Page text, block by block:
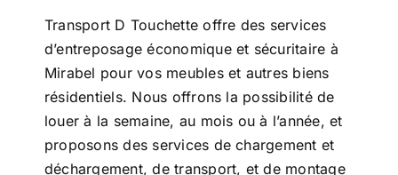
Transport D Touchette offre des services
d’entreposage économique et sécuritaire à
Mirabel pour vos meubles et autres biens
résidentiels. Nous offrons la possibilité de
louer à la semaine, au mois ou à l’année, et
proposons des services de chargement et
déchargement, de transport, et de montage